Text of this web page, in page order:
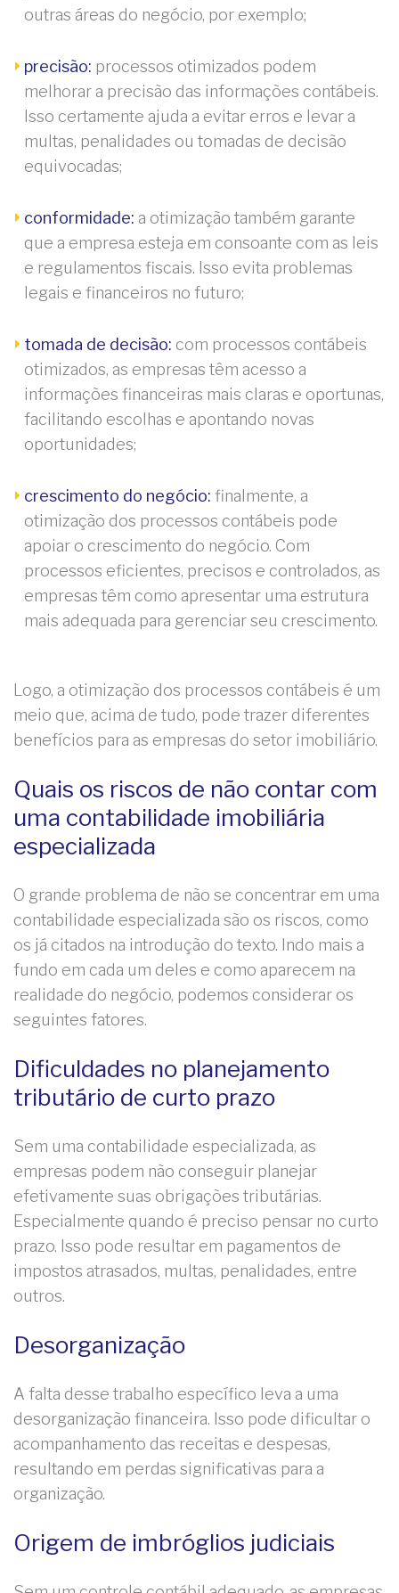
outras áreas do negócio, por exemplo;
precisão: processos otimizados podem
melhorar a precisão das informações contábeis.
Isso certamente ajuda a evitar erros e levar a
multas, penalidades ou tomadas de decisão
equivocadas;
conformidade: a otimização também garante
que a empresa esteja em consoante com as leis
e regulamentos fiscais. Isso evita problemas
legais e financeiros no futuro;
tomada de decisão: com processos contábeis
otimizados, as empresas têm acesso a
informações financeiras mais claras e oportunas,
facilitando escolhas e apontando novas
oportunidades;
crescimento do negócio: finalmente, a
otimização dos processos contábeis pode
apoiar o crescimento do negócio. Com
processos eficientes, precisos e controlados, as
empresas têm como apresentar uma estrutura
mais adequada para gerenciar seu crescimento.
Logo, a otimização dos processos contábeis é um
meio que, acima de tudo, pode trazer diferentes
benefícios para as empresas do setor imobiliário.
Quais os riscos de não contar com
uma contabilidade imobiliária
especializada
O grande problema de não se concentrar em uma
contabilidade especializada são os riscos, como
os já citados na introdução do texto. Indo mais a
fundo em cada um deles e como aparecem na
realidade do negócio, podemos considerar os
seguintes fatores.
Dificuldades no planejamento
tributário de curto prazo
Sem uma contabilidade especializada, as
empresas podem não conseguir planejar
efetivamente suas obrigações tributárias.
Especialmente quando é preciso pensar no curto
prazo. Isso pode resultar em pagamentos de
impostos atrasados, multas, penalidades, entre
outros.
Desorganização
A falta desse trabalho específico leva a uma
desorganização financeira. Isso pode dificultar o
acompanhamento das receitas e despesas,
resultando em perdas significativas para a
organização.
Origem de imbróglios judiciais